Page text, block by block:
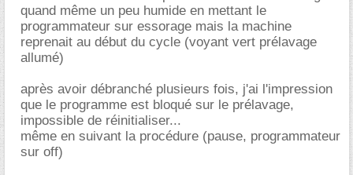
quand même un peu humide en mettant le
programmateur sur essorage mais la machine
reprenait au début du cycle (voyant vert prélavage
allumé)
après avoir débranché plusieurs fois, j'ai l'impression
que le programme est bloqué sur le prélavage,
impossible de réinitialiser...
même en suivant la procédure (pause, programmateur
sur off)